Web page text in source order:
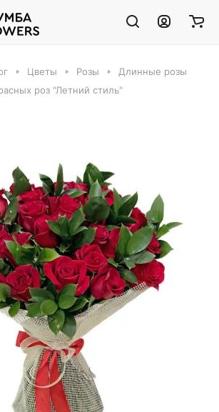
Цветы Розы
Длинные розы
роз "Летний стиль"